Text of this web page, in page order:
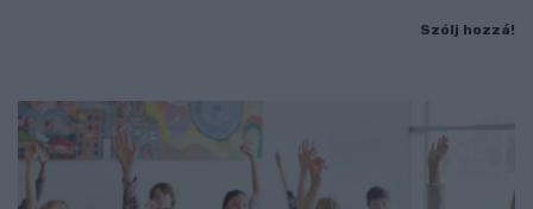
Szólj hozzá!